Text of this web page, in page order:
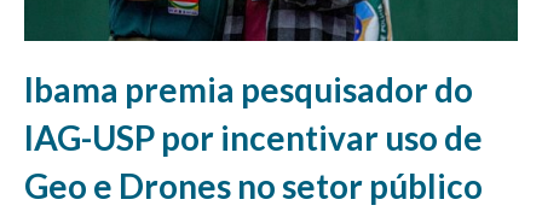
Ibama premia pesquisador do
IAG-USP por incentivar uso de
Geo e Drones no setor público